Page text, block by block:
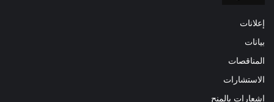
إعلانات
بيانات
المناقصات
الاستشارات
إشعارات بالمنح